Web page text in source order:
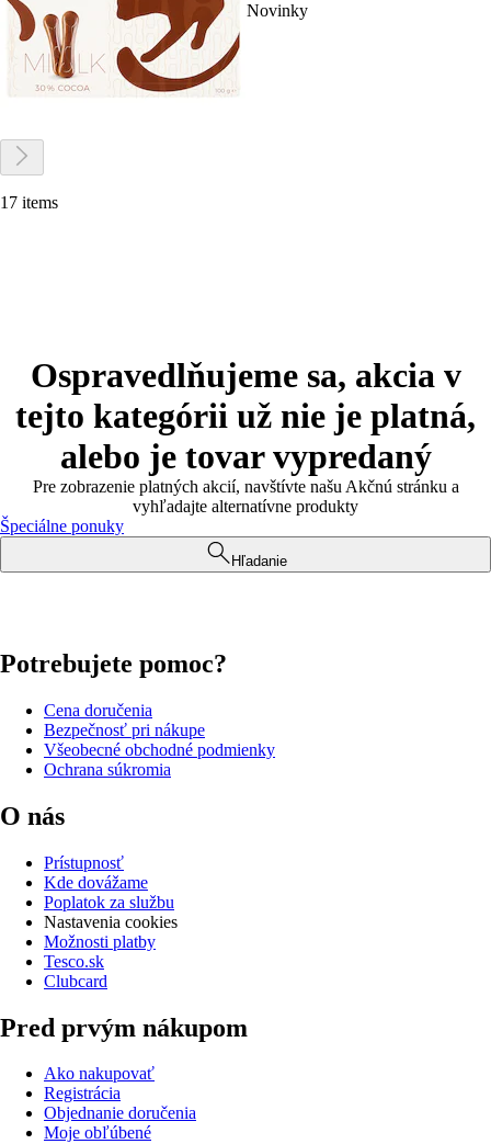
Novinky
17 items
Ospravedlňujeme sa, akcia v
tejto kategórii už nie je platná,
alebo je tovar vypredaný
Pre zobrazenie platných akcií, navštívte našu Akčnú stránku a
vyhľadajte alternatívne produkty
Špeciálne ponuky
Hľadanie
Potrebujete pomoc?
Cena doručenia
Bezpečnosť pri nákupe
Všeobecné obchodné podmienky
Ochrana súkromia
O nás
Prístupnosť
Kde dovážame
Poplatok za službu
Nastavenia cookies
Možnosti platby
Tesco.sk
Clubcard
Pred prvým nákupom
Ako nakupovať
Registrácia
Objednanie doručenia
Moje obľúbené